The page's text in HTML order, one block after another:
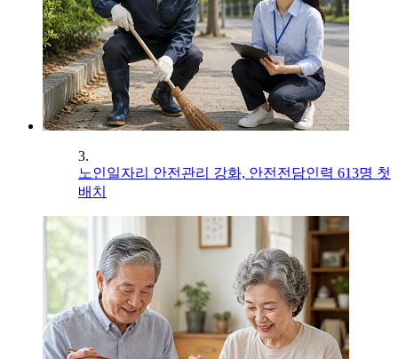
3.
노인일자리 안전관리 강화, 안전전담인력 613명 첫
배치